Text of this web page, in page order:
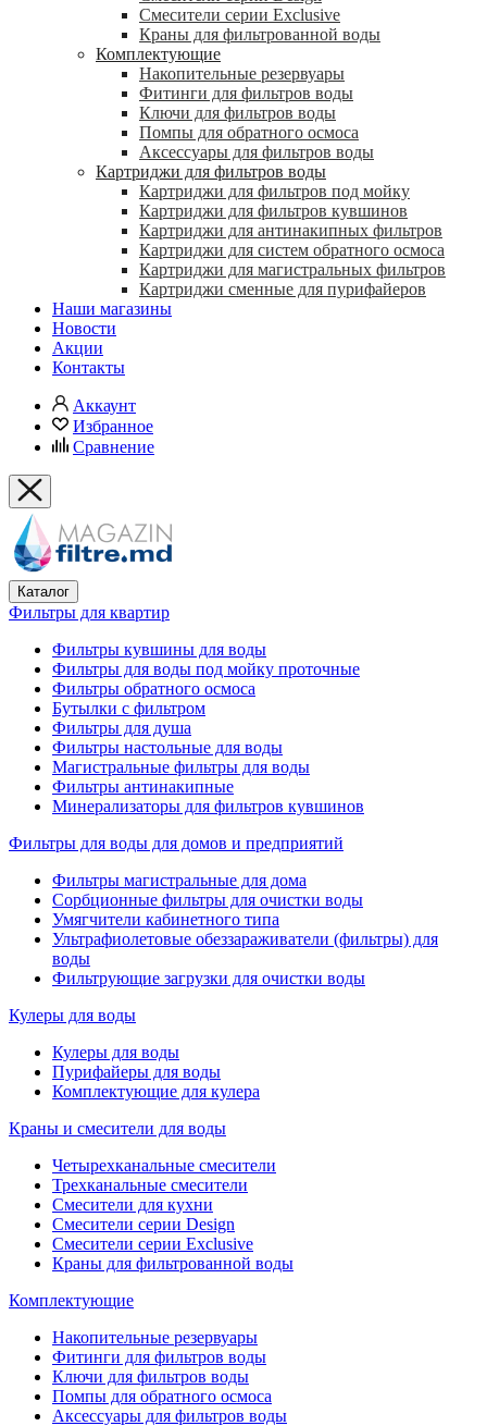
Смесители серии Exclusive
Краны для фильтрованной воды
Комплектующие
Накопительные резервуары
Фитинги для фильтров воды
Ключи для фильтров воды
Помпы для обратного осмоса
Аксессуары для фильтров воды
Картриджи для фильтров воды
Картриджи для фильтров под мойку
Картриджи для фильтров кувшинов
Картриджи для антинакипных фильтров
Картриджи для систем обратного осмоса
Картриджи для магистральных фильтров
Картриджи сменные для пурифайеров
Наши магазины
Новости
Акции
Контакты
Аккаунт
Избранное
Сравнение
Каталог
Фильтры для квартир
Фильтры кувшины для воды
Фильтры для воды под мойку проточные
Фильтры обратного осмоса
Бутылки с фильтром
Фильтры для душа
Фильтры настольные для воды
Магистральные фильтры для воды
Фильтры антинакипные
Минерализаторы для фильтров кувшинов
Фильтры для воды для домов и предприятий
Фильтры магистральные для дома
Сорбционные фильтры для очистки воды
Умягчители кабинетного типа
Ультрафиолетовые обеззараживатели (фильтры) для
воды
Фильтрующие загрузки для очистки воды
Кулеры для воды
Кулеры для воды
Пурифайеры для воды
Комплектующие для кулера
Краны и смесители для воды
Четырехканальные смесители
Трехканальные смесители
Смесители для кухни
Смесители серии Design
Смесители серии Exclusive
Краны для фильтрованной воды
Комплектующие
Накопительные резервуары
Фитинги для фильтров воды
Ключи для фильтров воды
Помпы для обратного осмоса
Аксессуары для фильтров воды